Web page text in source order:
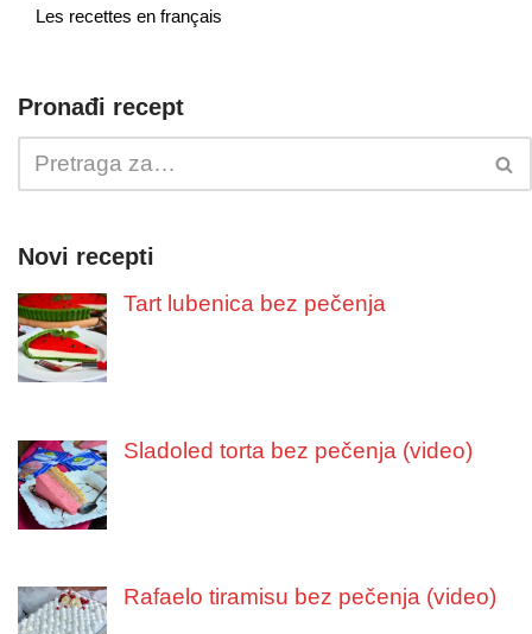
Les recettes en français
Pronađi recept
Novi recepti
Tart lubenica bez pečenja
Sladoled torta bez pečenja (video)
Rafaelo tiramisu bez pečenja (video)